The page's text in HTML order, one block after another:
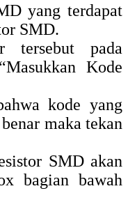
yang terdapat
SMD.
tersebut pada
Kode
kode yang
maka tekan
SMD akan
bagian bawah